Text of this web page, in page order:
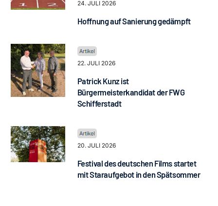
24. JULI 2026
Hoffnung auf Sanierung gedämpft
22. JULI 2026
Patrick Kunz ist
Bürgermeisterkandidat der FWG
Schifferstadt
20. JULI 2026
Festival des deutschen Films startet
mit Staraufgebot in den Spätsommer